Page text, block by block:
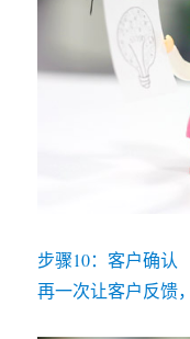
步骤10：客户确认
再一次让客户反馈